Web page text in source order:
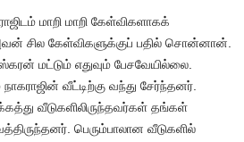
மாறி மாறி கேள்விகளாகக்
சில கேள்விகளுக்குப் பதில் சொன்னான்.
மட்டும் எதுவும் பேசவேயில்லை.
வீட்டிற்கு வந்து சேர்ந்தனர்.
வீடுகளிலிருந்தவர்கள் தங்கள்
பெரும்பாலான வீடுகளில்